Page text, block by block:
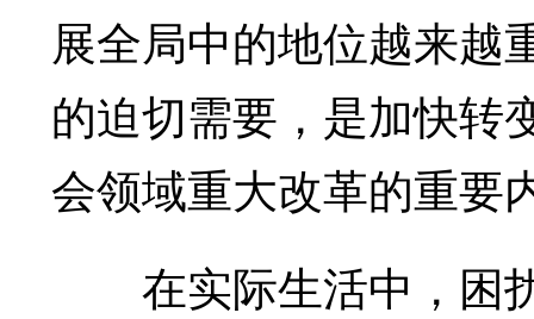
展全局中的地位越来越
的迫切需要，是加快转
会领域重大改革的重要
在实际生活中，困扰